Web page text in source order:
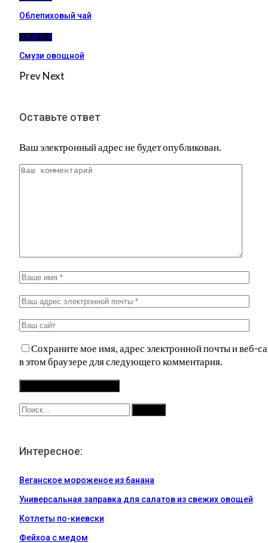
Облепиховый чай
НАПИТКИ
Смузи овощной
PrevNext
Оставьте ответ
Ваш электронный адрес не будет опубликован.
Сохраните мое имя, адрес электронной почты и веб-
в этом браузере для следующего комментария.
Интересное:
Веганское мороженое из банана
Универсальная заправка для салатов из свежих овощей
Котлеты по-киевски
Фейхоа с медом